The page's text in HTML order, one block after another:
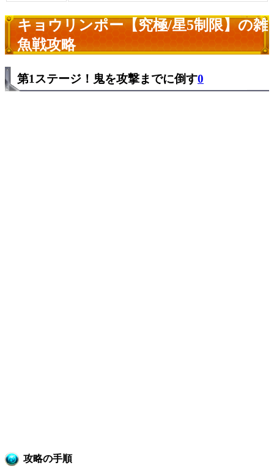
キョウリンポー【究極/星5制限】の雑
魚戦攻略
第1ステージ！鬼を攻撃までに倒す0
攻略の手順